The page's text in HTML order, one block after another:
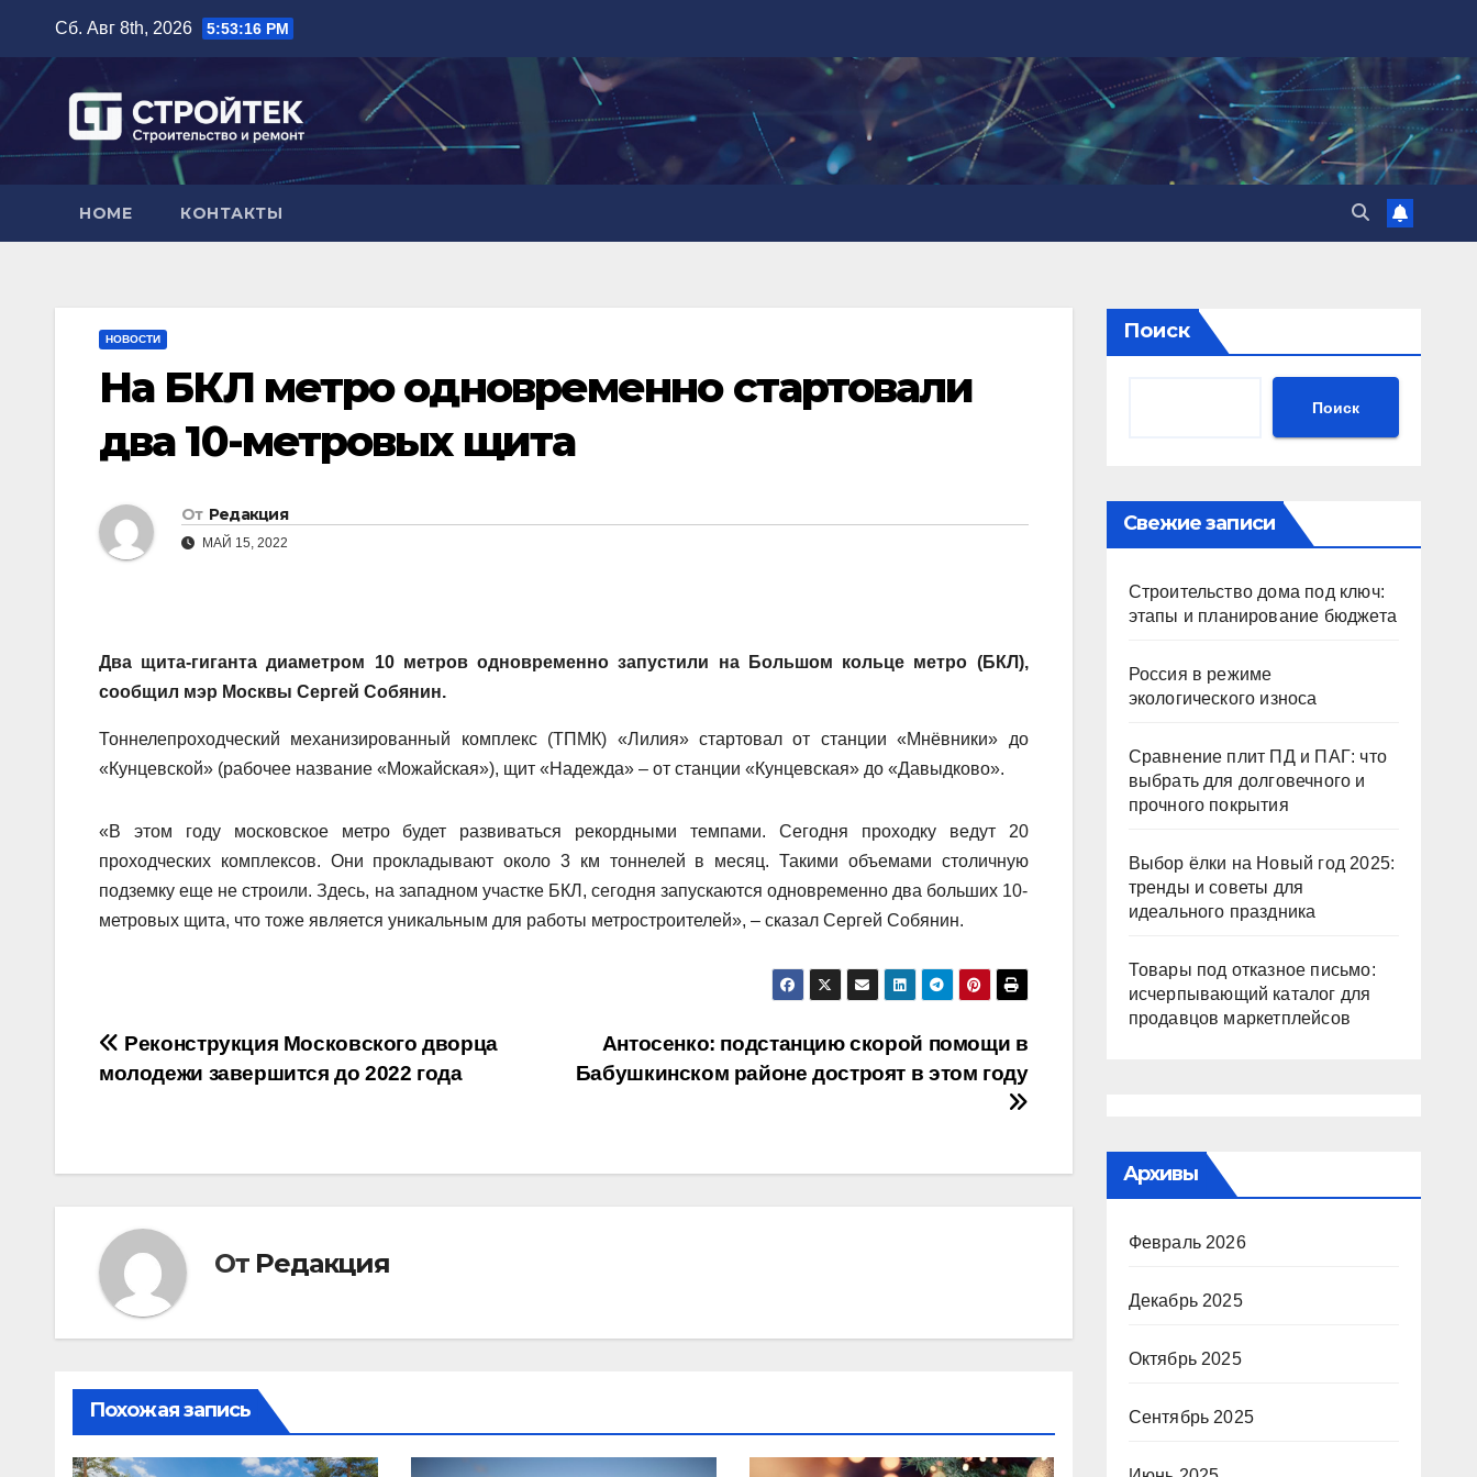
содержимому
Сб. Авг 8th, 2026 5:53:17 PM
HOME КОНТАКТЫ
НОВОСТИ
На БКЛ метро одновременно стартовали
два 10-метровых щита
От Редакция
МАЙ 15, 2022
Два щита-гиганта диаметром 10 метров одновременно запустили на Большом кольце метро (БКЛ),
сообщил мэр Москвы Сергей Собянин.
Тоннелепроходческий механизированный комплекс (ТПМК) «Лилия» стартовал от станции «Мнёвники» до
«Кунцевской» (рабочее название «Можайская»), щит «Надежда» – от станции «Кунцевская» до «Давыдково».
«В этом году московское метро будет развиваться рекордными темпами. Сегодня проходку ведут 20
проходческих комплексов. Они прокладывают около 3 км тоннелей в месяц. Такими объемами столичную
подземку еще не строили. Здесь, на западном участке БКЛ, сегодня запускаются одновременно два больших 10-
метровых щита, что тоже является уникальным для работы метростроителей», – сказал Сергей Собянин.
Навигация
Антосенко: подстанцию скорой помощи в
Бабушкинском районе достроят в этом году
Реконструкция Московского дворца
молодежи завершится до 2022 года
От Редакция
Похожая запись
Поиск
Поиск
Свежие записи
Строительство дома под ключ:
этапы и планирование бюджета
Россия в режиме
экологического износа
Сравнение плит ПД и ПАГ: что
выбрать для долговечного и
прочного покрытия
Выбор ёлки на Новый год 2025:
тренды и советы для
идеального праздника
Товары под отказное письмо:
исчерпывающий каталог для
продавцов маркетплейсов
Архивы
Февраль 2026
Декабрь 2025
Октябрь 2025
Сентябрь 2025